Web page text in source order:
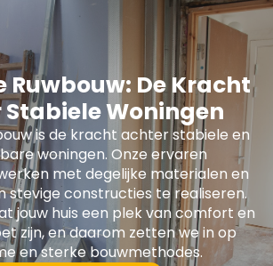
Ruwbouw: De Kracht
Woningen
is de kracht achter stabiele en
woningen. Onze ervaren
met degelijke materialen en
stevige constructies te realiseren.
jouw huis een plek van comfort en
zijn, en daarom zetten we in op
en sterke bouwmethodes.